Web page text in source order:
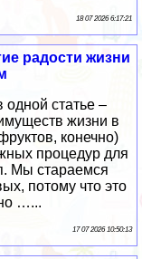
18 07 2026 6:17:21
радости жизни
статье –
жизни в
конечно)
процедур для
Мы стараемся
потому что это
…...
17 07 2026 10:50:13